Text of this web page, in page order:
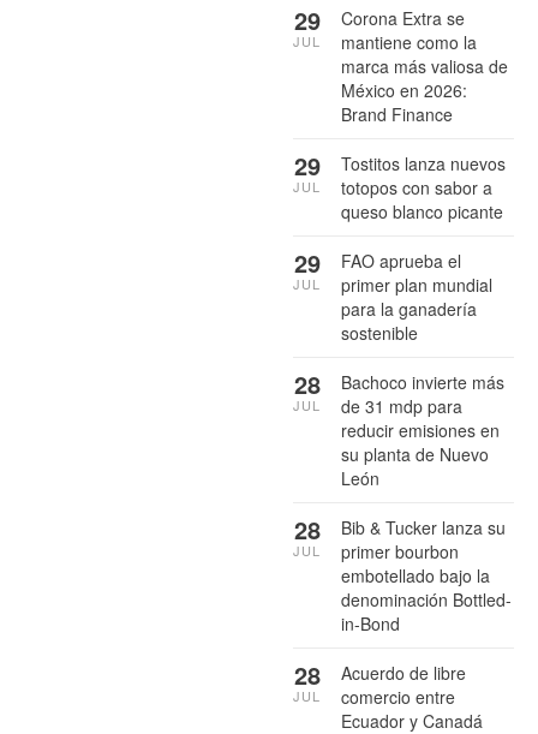
Corona Extra se
mantiene como la
marca más valiosa de
México en 2026:
Brand Finance
29
JUL
Tostitos lanza nuevos
totopos con sabor a
queso blanco picante
29
JUL
FAO aprueba el
primer plan mundial
para la ganadería
sostenible
29
JUL
Bachoco invierte más
de 31 mdp para
reducir emisiones en
su planta de Nuevo
León
28
JUL
Bib & Tucker lanza su
primer bourbon
embotellado bajo la
denominación Bottled-
in-Bond
28
JUL
Acuerdo de libre
comercio entre
Ecuador y Canadá
28
JUL